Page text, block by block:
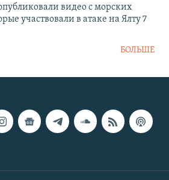
видео с морских
участвовали в атаке на Ялту 7
БОЛЬШЕ